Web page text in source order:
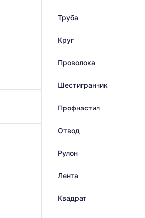
Труба
Круг
Проволока
Шестигранник
Профнастил
Отвод
Рулон
Лента
Квадрат